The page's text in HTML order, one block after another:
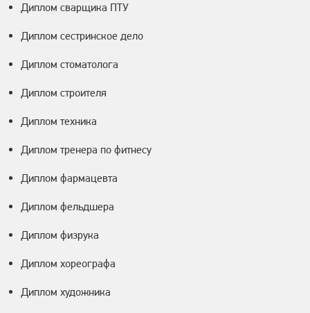
Диплом сварщика ПТУ
Диплом сестринское дело
Диплом стоматолога
Диплом строителя
Диплом техника
Диплом тренера по фитнесу
Диплом фармацевта
Диплом фельдшера
Диплом физрука
Диплом хореографа
Диплом художника